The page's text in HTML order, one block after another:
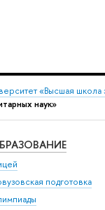
«Высшая школа
наук»
подготовка